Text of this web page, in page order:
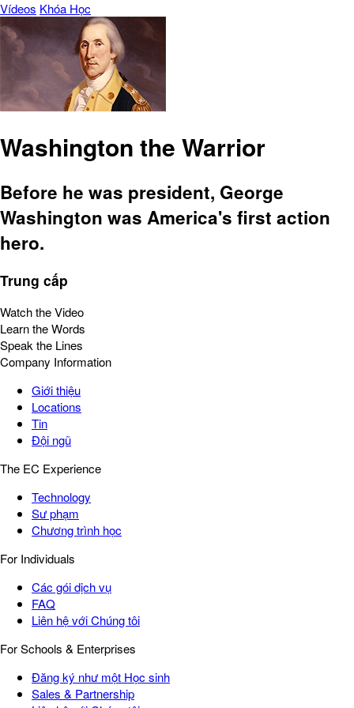
Vídeos Khóa Học
Washington the Warrior
Before he was president, George
Washington was America's first action
hero.
Trung cấp
Watch the Video
Learn the Words
Speak the Lines
Company Information
Giới thiệu
Locations
Tin
Đội ngũ
The EC Experience
Technology
Sư phạm
Chương trình học
For Individuals
Các gói dịch vụ
FAQ
Liên hệ với Chúng tôi
For Schools & Enterprises
Đăng ký như một Học sinh
Sales & Partnership